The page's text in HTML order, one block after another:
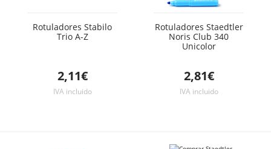
Rotuladores Stabilo
Trio A-Z
2,11€
IVA incluido
Rotuladores Staedtler
Noris Club 340
Unicolor
2,81€
IVA incluido